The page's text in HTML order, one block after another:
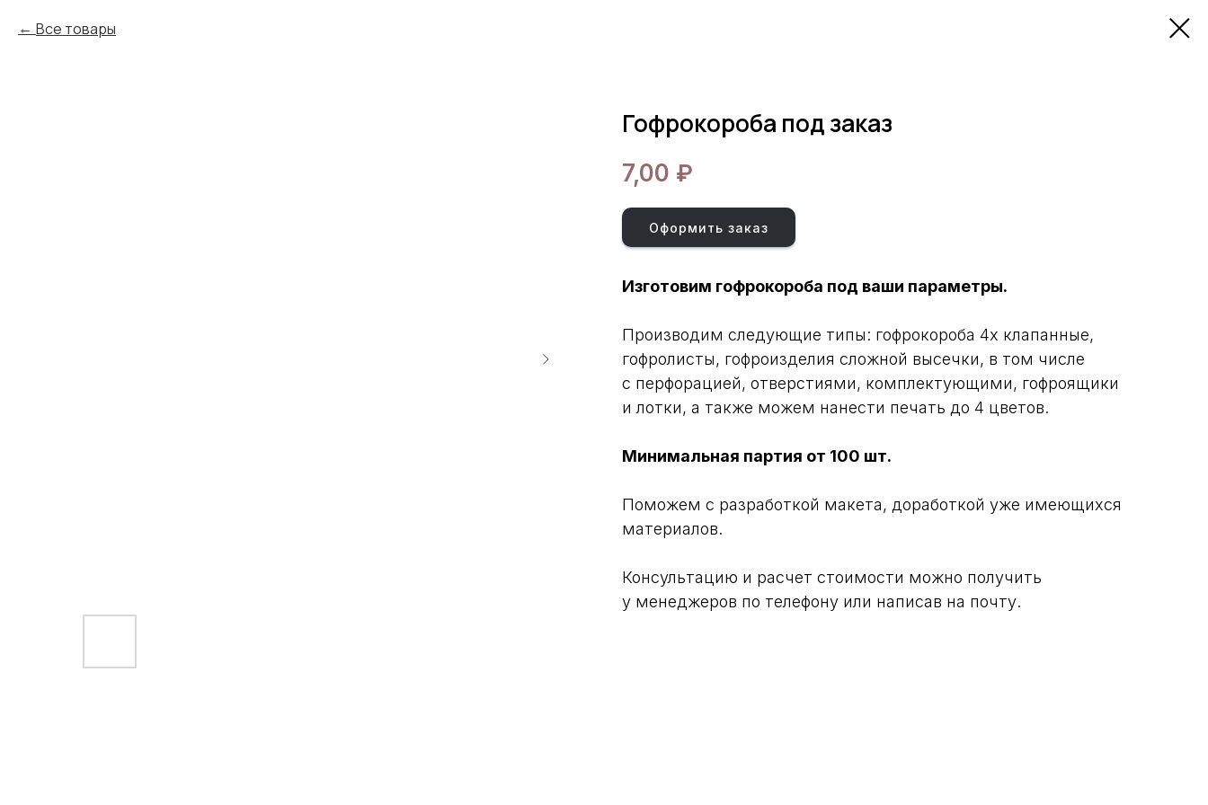
Все товары
Гофрокороба под заказ
7,00 ₽
Оформить заказ
Изготовим гофрокороба под ваши параметры.
Производим следующие типы: гофрокороба 4х клапанные,
гофролисты, гофроизделия сложной высечки, в том числе
с перфорацией, отверстиями, комплектующими, гофроящики
и лотки, а также можем нанести печать до 4 цветов.
Минимальная партия от 100 шт.
Поможем с разработкой макета, доработкой уже имеющихся
материалов.
Консультацию и расчет стоимости можно получить
у менеджеров по телефону или написав на почту.